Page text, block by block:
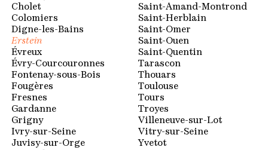
Cholet
Colomiers
Digne-les-Bains
Erstein
Évreux
Évry-Courcouronnes
Fontenay-sous-Bois
Fougères
Fresnes
Gardanne
Grigny
Ivry-sur-Seine
Juvisy-sur-Orge
Saint-Amand-Montrond
Saint-Herblain
Saint-Omer
Saint-Ouen
Saint-Quentin
Tarascon
Thouars
Toulouse
Tours
Troyes
Villeneuve-sur-Lot
Vitry-sur-Seine
Yvetot